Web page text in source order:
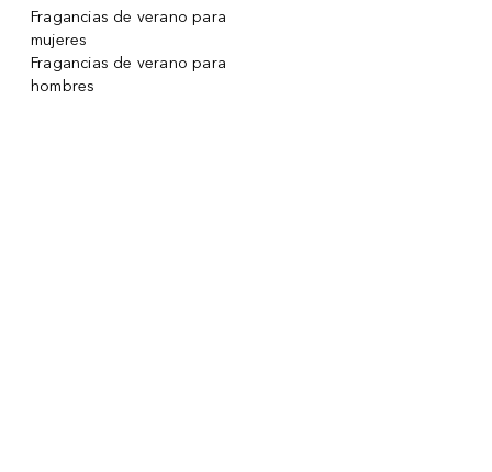
Fragancias de verano para
mujeres
Fragancias de verano para
hombres